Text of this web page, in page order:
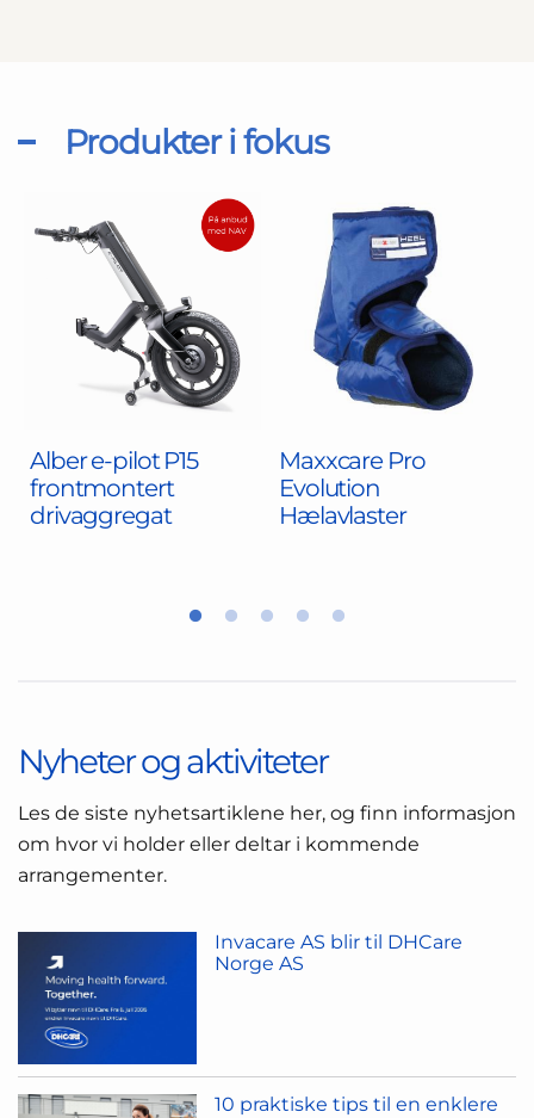
Produkter i fokus
Alber e-pilot P15
frontmontert
drivaggregat
Maxxcare Pro
Evolution
Hælavlaster
Nyheter og aktiviteter
Les de siste nyhetsartiklene her, og finn informasjon
om hvor vi holder eller deltar i kommende
arrangementer.
Invacare AS blir til DHCare
Norge AS
10 praktiske tips til en enklere